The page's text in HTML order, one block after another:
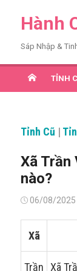
Hành
Sáp Nhập &
TỈNH
Tỉnh Cũ |
Xã Trần
nào?
Đăng06/08/2025
Xã
Trần
Xã